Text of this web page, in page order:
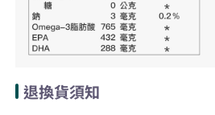
退換貨須知